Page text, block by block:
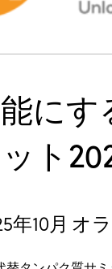
に
ト
年10月 オ